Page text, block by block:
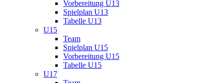
Vorbereitung U13
Spielplan U13
Tabelle U13
U15
Team
Spielplan U15
Vorbereitung U15
Tabelle U15
U17